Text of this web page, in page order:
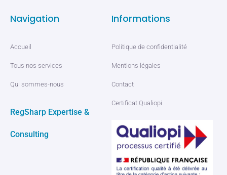
Navigation
Accueil
Tous nos services
Qui sommes-nous
RegSharp Expertise &
Consulting
Informations
Politique de confidentialité
Mentions légales
Contact
Certificat Qualiopi